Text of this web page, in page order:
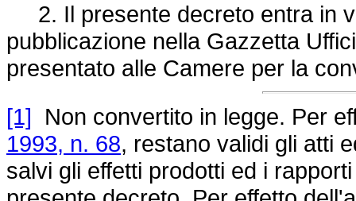
2. Il presente decreto entra in
pubblicazione nella Gazzetta
presentato alle Camere per la
[1] Non convertito in legge. Per
1993, n. 68, restano validi gli atti
salvi gli effetti prodotti ed i